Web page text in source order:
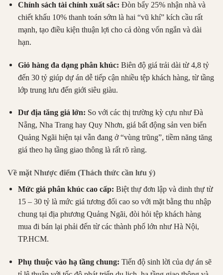
Chính sách tài chính xuất sắc: Đòn bẩy 25% nhận nhà và
chiết khấu 10% thanh toán sớm là hai “vũ khí” kích cầu rất
mạnh, tạo điều kiện thuận lợi cho cả dòng vốn ngắn và dài
hạn.
Giỏ hàng đa dạng phân khúc: Biên độ giá trải dài từ 4,8 tỷ
đến 30 tỷ giúp dự án dễ tiếp cận nhiều tệp khách hàng, từ tầng
lớp trung lưu đến giới siêu giàu.
Dư địa tăng giá lớn: So với các thị trường kỳ cựu như Đà
Nẵng, Nha Trang hay Quy Nhơn, giá bất động sản ven biển
Quảng Ngãi hiện tại vẫn đang ở “vùng trũng”, tiềm năng tăng
giá theo hạ tầng giao thông là rất rõ ràng.
Về mặt Nhược điểm (Thách thức cần lưu ý)
Mức giá phân khúc cao cấp: Biệt thự đơn lập và dinh thự từ
15 – 30 tỷ là mức giá tương đối cao so với mặt bằng thu nhập
chung tại địa phương Quảng Ngãi, đòi hỏi tệp khách hàng
mua đi bán lại phải đến từ các thành phố lớn như Hà Nội,
TP.HCM.
Phụ thuộc vào hạ tầng chung: Tiến độ sinh lời của dự án sẽ